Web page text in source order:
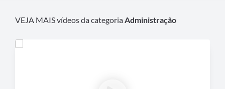
VEJA MAIS vídeos da categoria Administração